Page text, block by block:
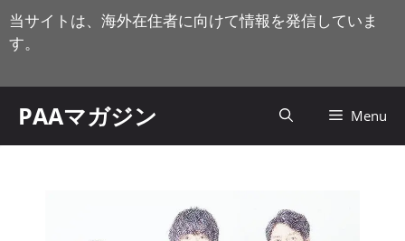
コ
ン
テ
ス
当サイトは、海外在住者に向けて情報を発信していま
す。
PAAマガジン Menu